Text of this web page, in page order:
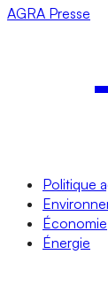
AGRA Presse
Politique
Économie
Énergie